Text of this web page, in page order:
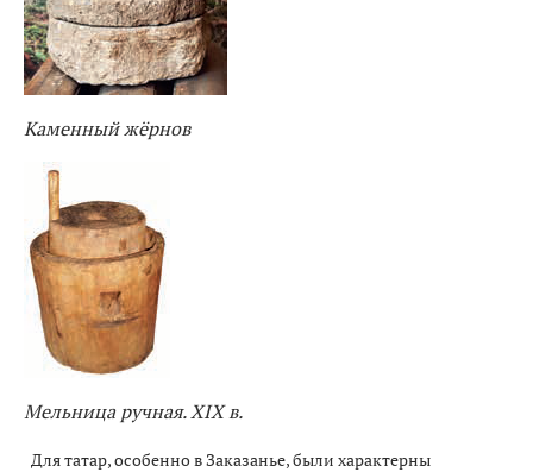
Каменный жёрнов
Мельница ручная. XIX в.
Для татар, особенно в Заказанье, были характерны